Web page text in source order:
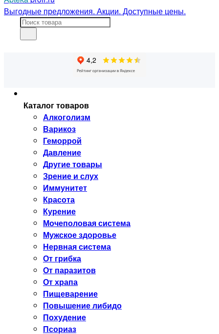
Выгодные предложения. Акции. Доступные цены.
Каталог товаров
Алкоголизм
Варикоз
Геморрой
Давление
Другие товары
Зрение и слух
Иммунитет
Красота
Курение
Мочеполовая система
Мужское здоровье
Нервная система
От грибка
От паразитов
От храпа
Пищеварение
Повышение либидо
Похудение
Псориаз